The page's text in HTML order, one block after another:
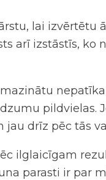
lai izvērtētu
arī izstāstīs, ko
pildvielas.
drīz pēc tās
ilglaicīgam
parasti ir par